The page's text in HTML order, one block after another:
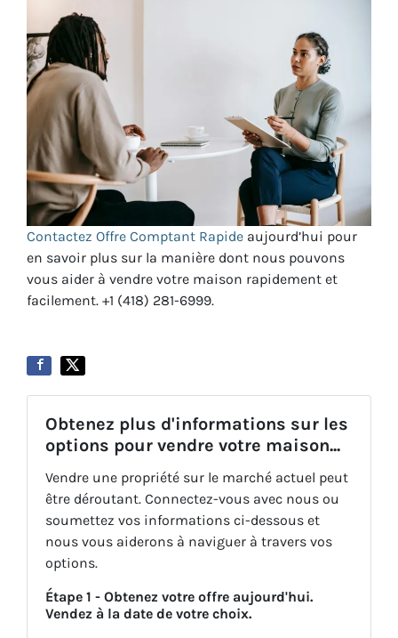
Contactez Offre Comptant Rapide aujourd’hui pour
en savoir plus sur la manière dont nous pouvons
vous aider à vendre votre maison rapidement et
facilement. +1 (418) 281-6999.
Obtenez plus d'informations sur les
options pour vendre votre maison...
Vendre une propriété sur le marché actuel peut
être déroutant. Connectez-vous avec nous ou
soumettez vos informations ci-dessous et
nous vous aiderons à naviguer à travers vos
options.
Étape 1 - Obtenez votre offre aujourd'hui.
Vendez à la date de votre choix.